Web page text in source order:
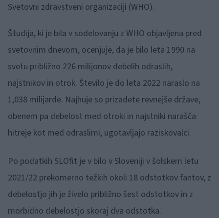
Svetovni zdravstveni organizaciji (WHO).
Študija, ki je bila v sodelovanju z WHO objavljena pred
svetovnim dnevom, ocenjuje, da je bilo leta 1990 na
svetu približno 226 milijonov debelih odraslih,
najstnikov in otrok. Število je do leta 2022 naraslo na
1,038 milijarde. Najhuje so prizadete revnejše države,
obenem pa debelost med otroki in najstniki narašča
hitreje kot med odraslimi, ugotavljajo raziskovalci.
Po podatkih SLOfit je v bilo v Sloveniji v šolskem letu
2021/22 prekomerno težkih okoli 18 odstotkov fantov, z
debelostjo jih je živelo približno šest odstotkov in z
morbidno debelostjo skoraj dva odstotka.